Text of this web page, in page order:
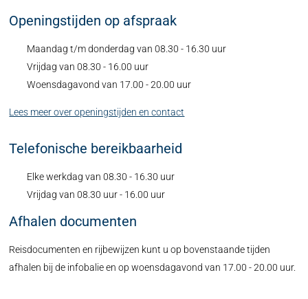
Openingstijden op afspraak
Maandag t/m donderdag van 08.30 - 16.30 uur
Vrijdag van 08.30 - 16.00 uur
Woensdagavond van 17.00 - 20.00 uur
Lees meer over openingstijden en contact
Telefonische bereikbaarheid
Elke werkdag van 08.30 - 16.30 uur
Vrijdag van 08.30 uur - 16.00 uur
Afhalen documenten
Reisdocumenten en rijbewijzen kunt u op bovenstaande tijden
afhalen bij de infobalie en op woensdagavond van 17.00 - 20.00 uur.